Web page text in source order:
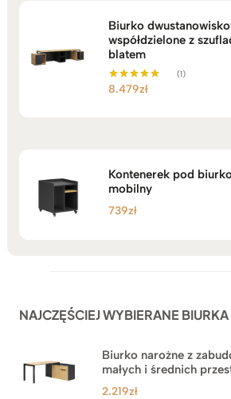
Biurko
współdzielone z
blatem
Oceniono
(1)
8.479zł
Kontenerek pod
mobilny
739zł
NAJCZĘŚCIEJ WYBIERANE
Biurko narożne z
małych i średnich
2.219zł